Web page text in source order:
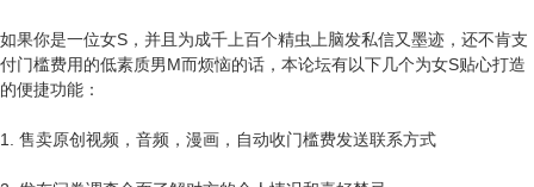
如果你是一位女S，并且为成千上百个精虫上脑发私信又墨迹，还不肯支
付门槛费用的低素质男M而烦恼的话，本论坛有以下几个为女S贴心打造
的便捷功能：
1. 售卖原创视频，音频，漫画，自动收门槛费发送联系方式